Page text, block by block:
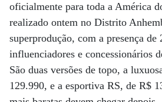
oficialmente para toda a América
realizado ontem no Distrito
superprodução, com a presença
influenciadores e concessionários
São duas versões de topo, a
129.990, e a esportiva RS, de R$